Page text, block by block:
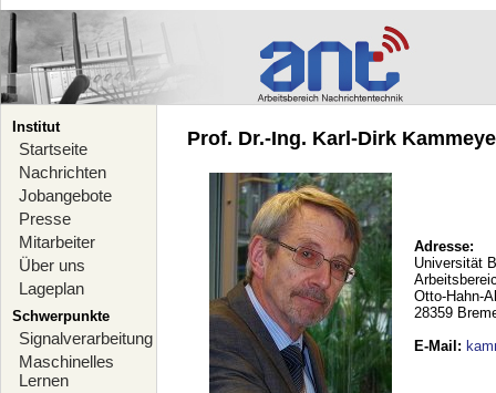
Institut
Startseite
Nachrichten
Jobangebote
Presse
Mitarbeiter
Über uns
Lageplan
Schwerpunkte
Signalverarbeitung
Maschinelles
Lernen
Prof. Dr.-Ing. Karl-Dirk
Adresse:
Universität
Otto-Hahn-
28359
E-Mail :